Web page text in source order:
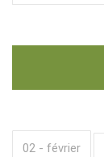
02 - février